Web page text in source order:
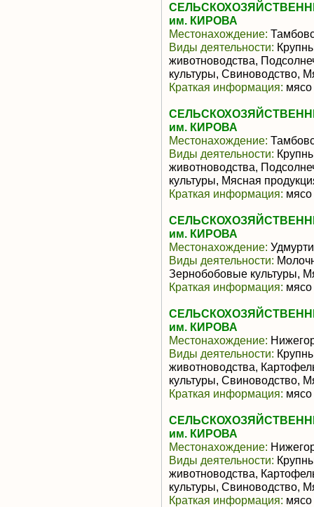
им. КИРОВА
Местонахождение:
Виды деятельности:
животноводства,
культуры, Свиноводство,
Краткая информация: мясо
им. КИРОВА
Местонахождение:
Виды деятельности:
животноводства,
культуры, Мясная
Краткая информация: мясо
им. КИРОВА
Местонахождение:
Виды деятельности:
Зернобобовые культуры,
Краткая информация: мясо
им. КИРОВА
Местонахождение:
Виды деятельности:
животноводства,
культуры, Свиноводство,
Краткая информация: мясо
им. КИРОВА
Местонахождение:
Виды деятельности:
животноводства,
культуры, Свиноводство,
Краткая информация: мясо